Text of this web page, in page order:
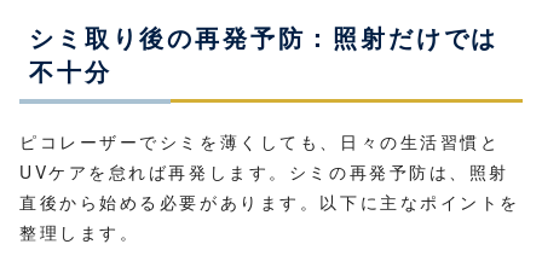
シミ取り後の再発予防：照射だけでは
不十分
ピコレーザーでシミを薄くしても、日々の生活習慣と
UVケアを怠れば再発します。シミの再発予防は、照射
直後から始める必要があります。以下に主なポイントを
整理します。